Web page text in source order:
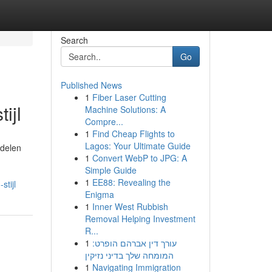
stijl
Search
Go
Published News
1 Fiber Laser Cutting
Machine Solutions: A
Compre...
1 Find Cheap Flights to
Lagos: Your Ultimate Guide
1 Convert WebP to JPG: A
Simple Guide
1 EE88: Revealing the
Enigma
1 Inner West Rubbish
Removal Helping Investment
R...
1 עורך דין אברהם הופרט:
המומחה שלך בדיני נזיקין
1 Navigating Immigration